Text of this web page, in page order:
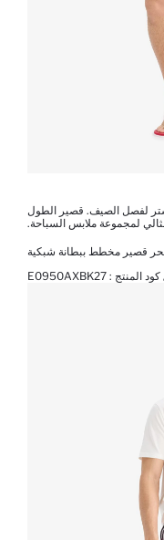
لفصل الصيف. قصير الطول
لمجموعة ملابس السباحة.
قصير مخطط ببطانة شبكية
المنتج : E0950AXBK27